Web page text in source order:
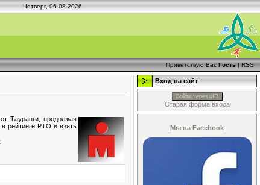
Четверг, 06.08.2026
Приветствую Вас Гость|RSS
Тауранги, продолжая
рейтинге РТО и взять
Вход на сайт
Войти через uID
Старая форма входа
Мы на Facebook